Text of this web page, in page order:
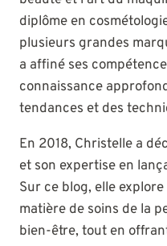
diplôme en
plusieurs grandes
a affiné ses
connaissance
tendances et des
En 2018, Christelle a
et son expertise en
Sur ce blog, elle
matière de soins de la
bien-être, tout en